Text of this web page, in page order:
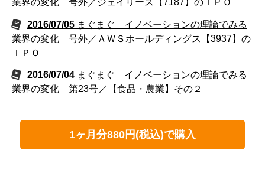
2016/07/05 まぐまぐ イノベーションの理論でみる
業界の変化 号外／ＡＷＳホールディングス【3937】の
ＩＰＯ
2016/07/04 まぐまぐ イノベーションの理論でみる
業界の変化 第23号／【食品・農業】その２
1ヶ月分880円(税込)で購入